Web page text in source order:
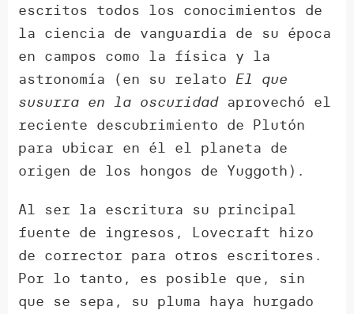
escritos todos los conocimientos de
la ciencia de vanguardia de su época
en campos como la física y la
astronomía (en su relato El que
susurra en la oscuridadaprovechó el
reciente descubrimiento de Plutón
para ubicar en él el planeta de
origen de los hongos de Yuggoth).
Al ser la escritura su principal
fuente de ingresos, Lovecraft hizo
de corrector para otros escritores.
Por lo tanto, es posible que, sin
que se sepa, su pluma haya hurgado